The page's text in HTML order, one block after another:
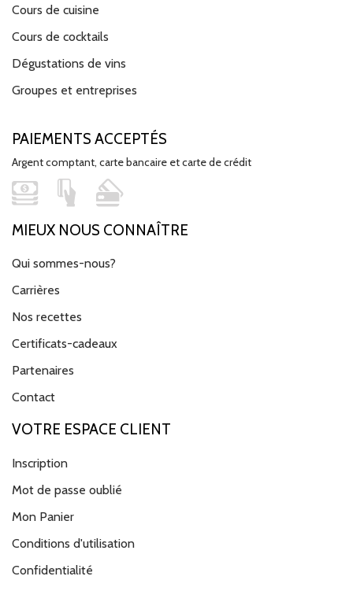
Cours de cuisine
Cours de cocktails
Dégustations de vins
Groupes et entreprises
PAIEMENTS ACCEPTÉS
Argent comptant, carte bancaire et carte de crédit
MIEUX NOUS CONNAÎTRE
Qui sommes-nous?
Carrières
Nos recettes
Certificats-cadeaux
Partenaires
Contact
VOTRE ESPACE CLIENT
Inscription
Mot de passe oublié
Mon Panier
Conditions d'utilisation
Confidentialité